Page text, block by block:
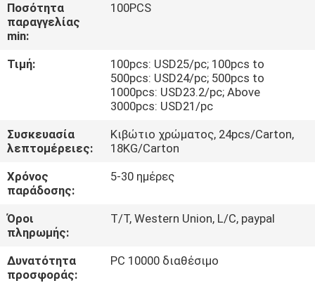
ΜΑΣ
ΣΕ
ΕΙΔΉΣΕΙΣ
ΠΕΡΙΠΤΏΣΕΙΣ
SITEMAP
Ποσότητα
παραγγελίας
min:
100PCS
Τιμή:
100pcs: USD25/pc; 100pcs to
500pcs: USD24/pc; 500pcs to
1000pcs: USD23.2/pc; Above
3000pcs: USD21/pc
Συσκευασία
λεπτομέρειες:
Κιβώτιο χρώματος, 24pcs/Carton,
18KG/Carton
Χρόνος
παράδοσης:
5-30 ημέρες
Όροι
πληρωμής:
T/T, Western Union, L/C, paypal
Δυνατότητα
προσφοράς:
PC 10000 διαθέσιμο